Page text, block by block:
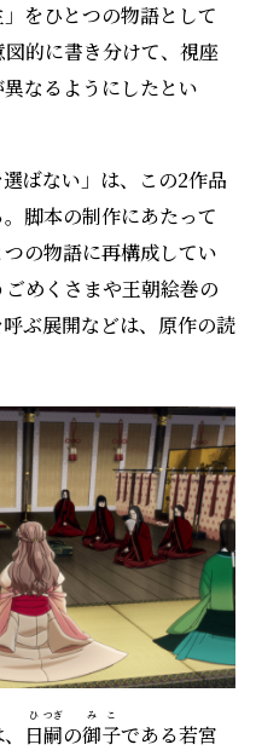
をひとつの物語として
的に書き分けて、視座
なるようにしたとい
ばない」は、この2作品
脚本の制作にあたって
の物語に再構成してい
めくさまや王朝絵巻の
ぶ展開などは、原作の読
日
ひ
嗣
つぎ
の御子
みこ
である若宮